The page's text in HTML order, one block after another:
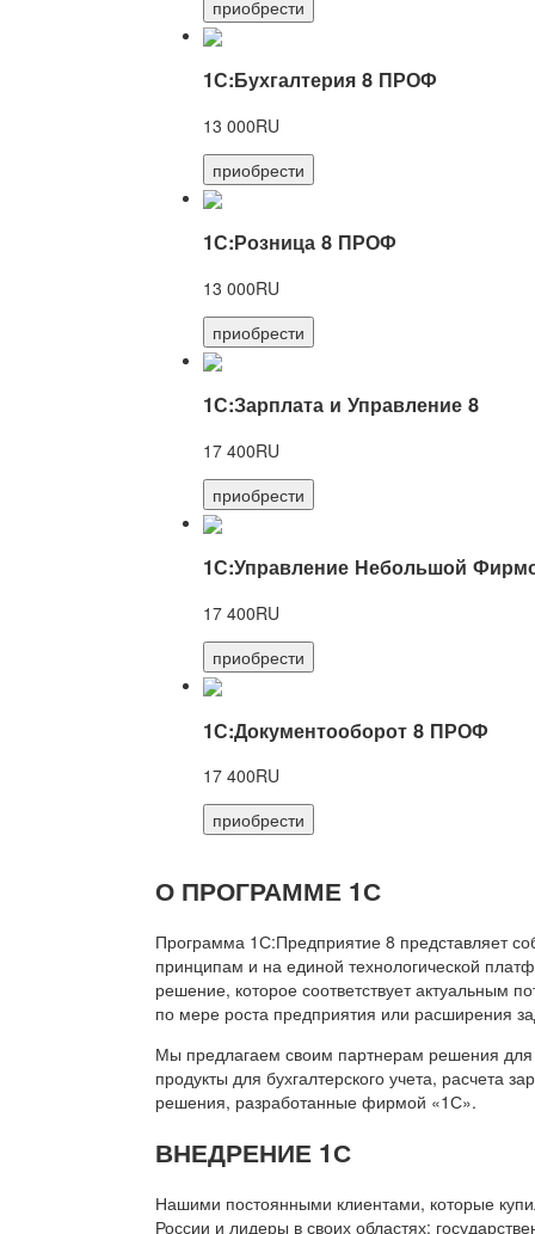
приобрести
1С:Бухгалтерия 8 ПРОФ
13 000RU
приобрести
1С:Розница 8 ПРОФ
13 000RU
приобрести
1С:Зарплата и Управление 8
17 400RU
приобрести
1С:Управление Небольшой
17 400RU
приобрести
1С:Документооборот 8 ПРОФ
17 400RU
приобрести
О ПРОГРАММЕ 1С
Программа 1С:Предприятие 8 представляет
принципам и на единой технологической
решение, которое соответствует актуальным
по мере роста предприятия или расширения
Мы предлагаем своим партнерам решения для
продукты для бухгалтерского учета, расчета
решения, разработанные фирмой «1С».
ВНЕДРЕНИЕ 1С
Нашими постоянными клиентами, которые
России и лидеры в своих областях: